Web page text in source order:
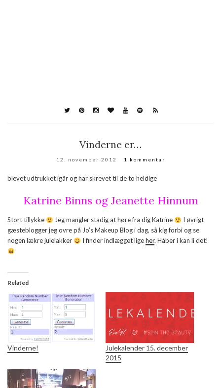
Vinderne er…
12. november 2012 1 kommentar
blevet udtrukket igår og har skrevet til de to heldige
Katrine Binns og Jeanette Hinnum
Stort tillykke Jeg mangler stadig at høre fra dig Katrine
I øvrigt
gæsteblogger jeg ovre på Jo’s Makeup Blog i dag, så kig forbi og se
nogen lækre julelakker
I finder indlægget ligeher. Håber i kan li det!
Related
Vinderne!
Julekalender 15. december
2015